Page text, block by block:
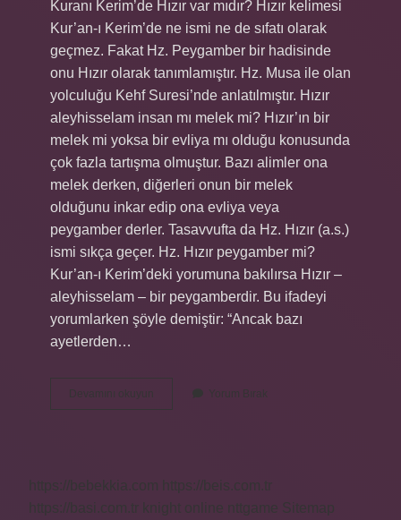
Kuranı Kerim’de Hızır var mıdır? Hızır kelimesi
Kur’an-ı Kerim’de ne ismi ne de sıfatı olarak
geçmez. Fakat Hz. Peygamber bir hadisinde
onu Hızır olarak tanımlamıştır. Hz. Musa ile olan
yolculuğu Kehf Suresi’nde anlatılmıştır. Hızır
aleyhisselam insan mı melek mi? Hızır’ın bir
melek mi yoksa bir evliya mı olduğu konusunda
çok fazla tartışma olmuştur. Bazı alimler ona
melek derken, diğerleri onun bir melek
olduğunu inkar edip ona evliya veya
peygamber derler. Tasavvufta da Hz. Hızır (a.s.)
ismi sıkça geçer. Hz. Hızır peygamber mi?
Kur’an-ı Kerim’deki yorumuna bakılırsa Hızır –
aleyhisselam – bir peygamberdir. Bu ifadeyi
yorumlarken şöyle demiştir: “Ancak bazı
ayetlerden…
Devamını okuyun
Kuranda
Hızır
Yorum Bırak
https://bebekkia.com
https://beis.com.tr
https://basi.com.tr knight online nttgame Sitemap